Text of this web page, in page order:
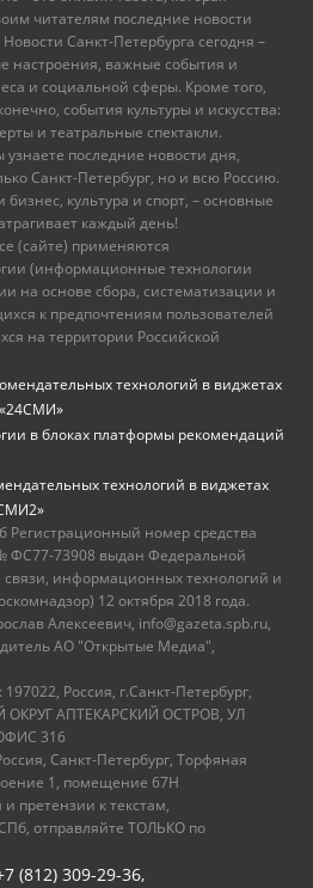
читателям последние новости
Санкт-Петербурга сегодня –
настроения, важные события и
и социальной сферы. Кроме того,
события культуры и искусства:
и театральные спектакли.
последние новости дня,
Санкт-Петербург, но и всю Россию.
культура и спорт, – основные
каждый день!
(сайте) применяются
(информационные технологии
на основе сбора, систематизации и
к предпочтениям пользователей
на территории Российской
технологий в виджетах
в блоках платформы рекомендаций
технологий в виджетах
Регистрационный номер средства
73908 выдан Федеральной
связи, информационных технологий и
12 октября 2018 года.
Алексеевич, info@gazeta.spb.ru,
АО "Открытые Медиа",
Россия, г.Санкт-Петербург,
АПТЕКАРСКИЙ ОСТРОВ, УЛ
316
Санкт-Петербург, Торфяная
1, помещение 67Н
претензии к текстам,
отправляйте ТОЛЬКО по
(812) 309-29-36,